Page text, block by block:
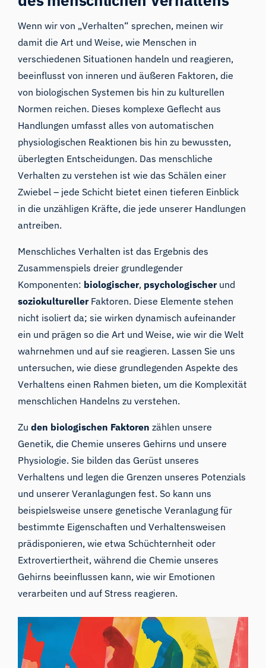
Wenn wir von „Verhalten“ sprechen, meinen wir
damit die Art und Weise, wie Menschen in
verschiedenen Situationen handeln und reagieren,
beeinflusst von inneren und äußeren Faktoren, die
von biologischen Systemen bis hin zu kulturellen
Normen reichen. Dieses komplexe Geflecht aus
Handlungen umfasst alles von automatischen
physiologischen Reaktionen bis hin zu bewussten,
überlegten Entscheidungen. Das menschliche
Verhalten zu verstehen ist wie das Schälen einer
Zwiebel – jede Schicht bietet einen tieferen Einblick
in die unzähligen Kräfte, die jede unserer Handlungen
antreiben.
Menschliches Verhalten ist das Ergebnis des
Zusammenspiels dreier grundlegender
Komponenten: biologischer, psychologischerund
soziokulturellerFaktoren. Diese Elemente stehen
nicht isoliert da; sie wirken dynamisch aufeinander
ein und prägen so die Art und Weise, wie wir die Welt
wahrnehmen und auf sie reagieren. Lassen Sie uns
untersuchen, wie diese grundlegenden Aspekte des
Verhaltens einen Rahmen bieten, um die Komplexität
menschlichen Handelns zu verstehen.
Zuden biologischen Faktoren zählen unsere
Genetik, die Chemie unseres Gehirns und unsere
Physiologie. Sie bilden das Gerüst unseres
Verhaltens und legen die Grenzen unseres Potenzials
und unserer Veranlagungen fest. So kann uns
beispielsweise unsere genetische Veranlagung für
bestimmte Eigenschaften und Verhaltensweisen
prädisponieren, wie etwa Schüchternheit oder
Extrovertiertheit, während die Chemie unseres
Gehirns beeinflussen kann, wie wir Emotionen
verarbeiten und auf Stress reagieren.